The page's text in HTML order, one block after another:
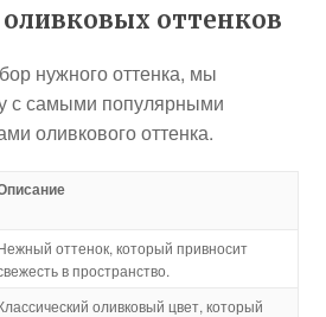
оливковых оттенков
нужного оттенка, мы
с самыми популярными
оливкового оттенка.
оттенок, который привносит
в пространство.
оливковый цвет, который